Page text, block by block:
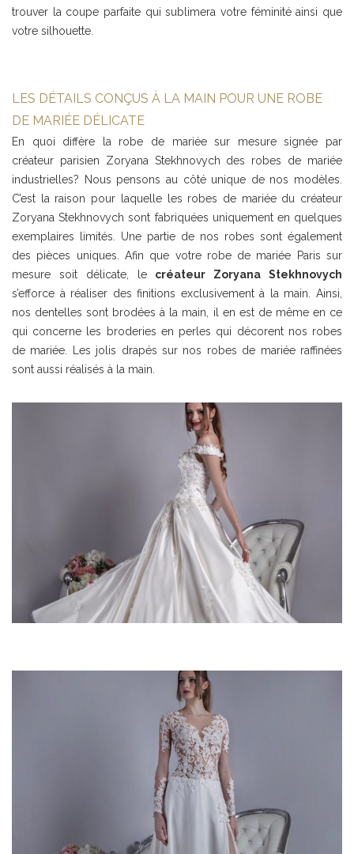
trouver la coupe parfaite qui sublimera votre féminité ainsi que
votre silhouette.
LES DÉTAILS CONÇUS À LA MAIN POUR UNE ROBE
DE MARIÉE DÉLICATE
En quoi diffère la robe de mariée sur mesure signée par
créateur parisien Zoryana Stekhnovych des robes de mariée
industrielles? Nous pensons au côté unique de nos modèles.
C’est la raison pour laquelle les robes de mariée du créateur
Zoryana Stekhnovych sont fabriquées uniquement en quelques
exemplaires limités. Une partie de nos robes sont également
des pièces uniques. Afin que votre robe de mariée Paris sur
mesure soit délicate, le créateur Zoryana Stekhnovych
s’efforce à réaliser des finitions exclusivement à la main. Ainsi,
nos dentelles sont brodées à la main, il en est de même en ce
qui concerne les broderies en perles qui décorent nos robes
de mariée. Les jolis drapés sur nos robes de mariée raffinées
sont aussi réalisés à la main.